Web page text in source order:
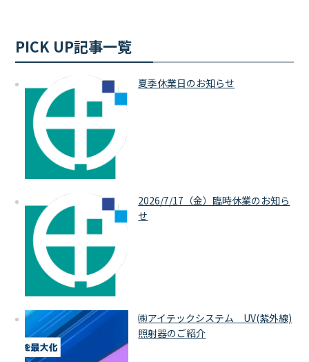
PICK UP記事一覧
夏季休業日のお知らせ
2026/7/17（金）臨時休業のお知ら
せ
㈱アイテックシステム UV(紫外線)
照射器のご紹介